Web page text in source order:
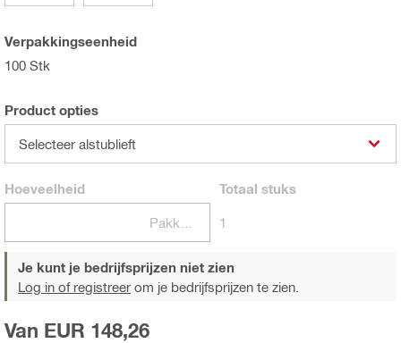
Verpakkingseenheid
100 Stk
Product opties
Selecteer alstublieft
Hoeveelheid Totaal stuks
1
Je kunt je bedrijfsprijzen niet zien
Log in of registreer om je bedrijfsprijzen te zien.
Van EUR 148,26